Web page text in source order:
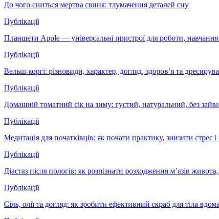
До чого сниться мертва свиня: тлумачення деталей сну
Публікації
Планшети Apple — універсальні пристрої для роботи, навчання
Публікації
Вельш-коргі: різновиди, характер, догляд, здоров’я та
Публікації
Домашній томатний сік на зиму: густий, натуральний, без
Публікації
Медитація для початківців: як почати практику, знизити
Публікації
Діастаз після пологів: як розпізнати розходження м’язів
Публікації
Сіль, олії та догляд: як зробити ефективний скраб для тіла